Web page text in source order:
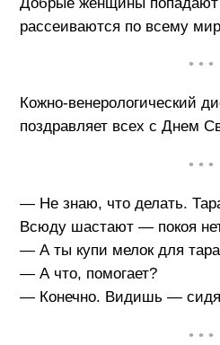
рассеиваются по всему
• • •
Кожно-венерологический
поздравляет всех с Днем
• • •
— Не знаю, что делать.
Всюду шастают — покоя
— А ты купи мелок для
— А что, помогает?
— Конечно. Видишь —
• • •